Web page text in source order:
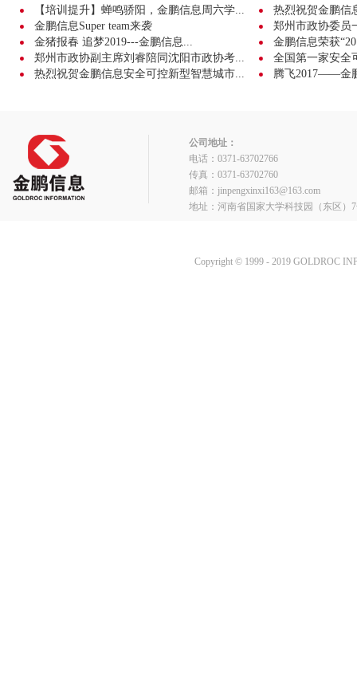
【培训提升】蝉鸣骄阳，金鹏信息周六学...
热烈祝贺金鹏信
金鹏信息Super team来袭
郑州市政协委员
金猪报春 追梦2019---金鹏信息...
金鹏信息荣获
郑州市政协副主席刘睿陪同沈阳市政协考...
全国第一家安全
热烈祝贺金鹏信息安全可控新型智慧城市...
腾飞2017——金
公司地址：
电话：0371-63702766
传真：0371-63702760
邮箱：jinpengxinxi163@163.com
地址：河南省国家大学科技园（东区）
Copyright © 1999 - 2019 GOLDROC